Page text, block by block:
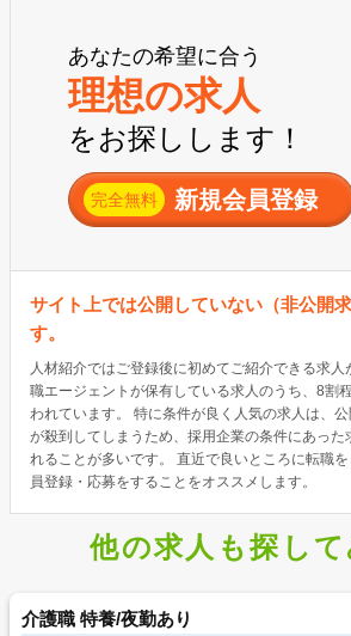
あなたの希望に合う
理想の求人
をお探しします！
完全無料 新規会員登録
サイト上では公開していない（非公開
す。
人材紹介ではご登録後に初めてご紹介できる求
職エージェントが保有している求人のうち、8割
われています。 特に条件が良く人気の求人は、
が殺到してしまうため、採用企業の条件にあった
れることが多いです。 直近で良いところに転職
員登録・応募をすることをオススメします。
他の求人も探し
介護職 特養/夜勤あり